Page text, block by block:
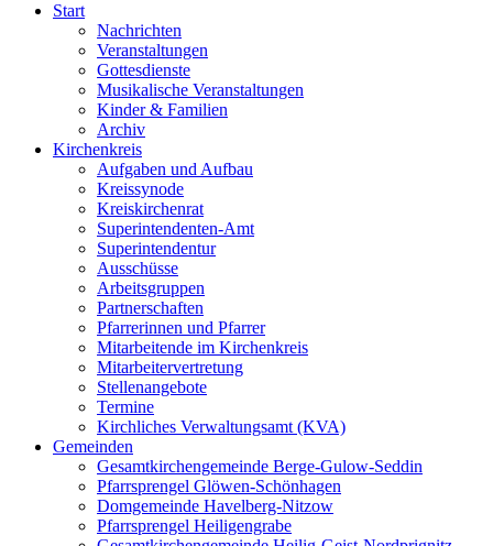
Start
Nachrichten
Veranstaltungen
Gottesdienste
Musikalische Veranstaltungen
Kinder & Familien
Archiv
Kirchenkreis
Aufgaben und Aufbau
Kreissynode
Kreiskirchenrat
Superintendenten-Amt
Superintendentur
Ausschüsse
Arbeitsgruppen
Partnerschaften
Pfarrerinnen und Pfarrer
Mitarbeitende im Kirchenkreis
Mitarbeitervertretung
Stellenangebote
Termine
Kirchliches Verwaltungsamt (KVA)
Gemeinden
Gesamtkirchengemeinde Berge-Gulow-Seddin
Pfarrsprengel Glöwen-Schönhagen
Domgemeinde Havelberg-Nitzow
Pfarrsprengel Heiligengrabe